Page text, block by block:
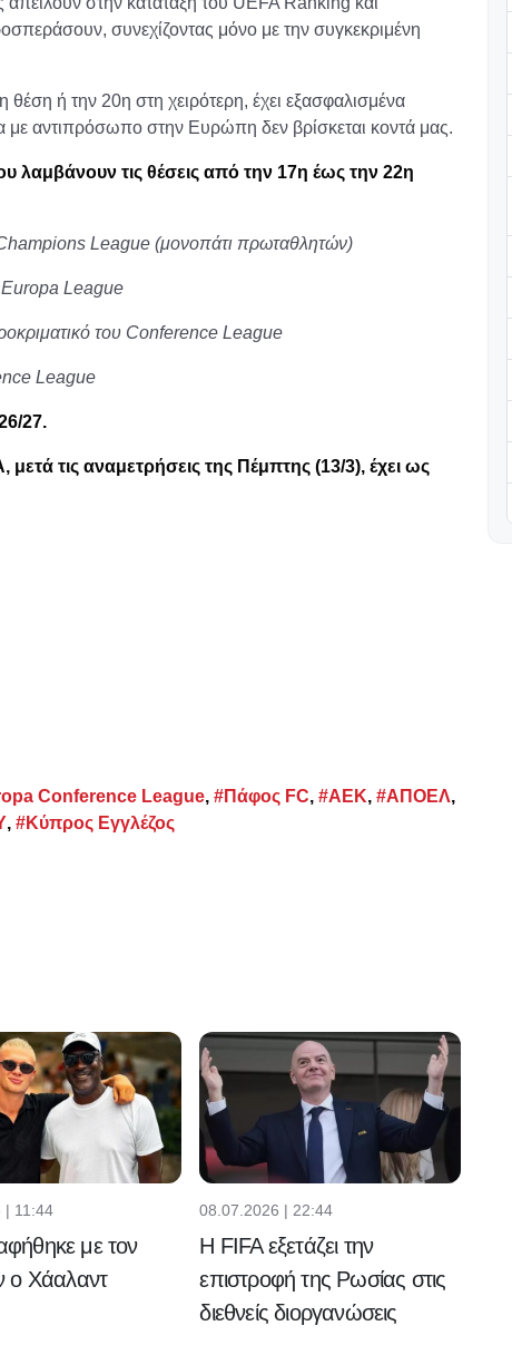
συνεχίζοντας μόνο με την συγκεκριμένη
θέση ή την 20η στη χειρότερη, έχει εξασφαλισμένα
αντιπρόσωπο στην Ευρώπη δεν βρίσκεται κοντά μας.
λαμβάνουν τις θέσεις από την 17η έως την 22η
League (μονοπάτι πρωταθλητών)
Europa League
του Conference League
League
27.
τις αναμετρήσεις της Πέμπτης (13/3), έχει ως
Conference League, #Πάφος FC, #ΑΕΚ, #ΑΠΟΕΛ,
, #Κύπρος Εγγλέζος
| 11:44
με τον
ο Χάαλαντ
08.07.2026 | 22:44
Η FIFA εξετάζει την
επιστροφή της Ρωσίας στις
διεθνείς διοργανώσεις